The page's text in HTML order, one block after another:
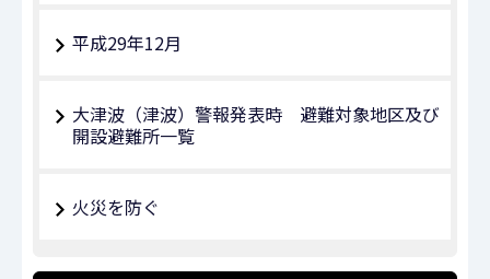
平成29年12月
大津波（津波）警報発表時 避難対象地区及び
開設避難所一覧
火災を防ぐ